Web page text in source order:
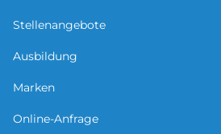
Stellenangebote
Ausbildung
Marken
Online-Anfrage